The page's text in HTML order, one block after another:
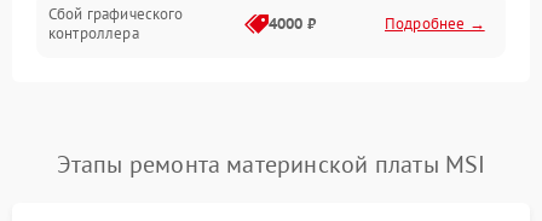
Сбой графического
контроллера
4000 ₽ Подробнее →
Этапы ремонта материнской платы MSI